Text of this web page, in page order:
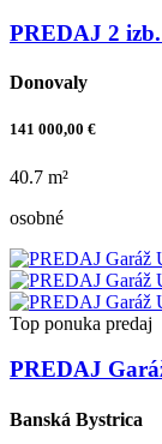
PREDAJ 2
Donovaly
141 000,00 €
40.7 m²
osobné
Top ponuka predaj
PREDAJ
Banská Bystrica